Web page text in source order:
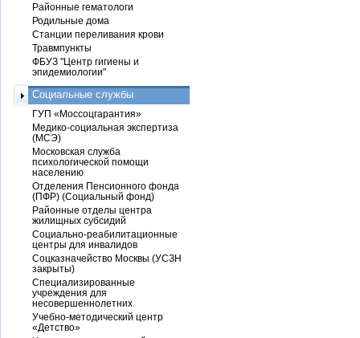
Районные гематологи
Родильные дома
Станции переливания крови
Травмпункты
ФБУЗ "Центр гигиены и
эпидемиологии"
Социальные службы
ГУП «Моссоцгарантия»
Медико-социальная экспертиза
(МСЭ)
Московская служба
психологической помощи
населению
Отделения Пенсионного фонда
(ПФР) (Социальный фонд)
Районные отделы центра
жилищных субсидий
Социально-реабилитационные
центры для инвалидов
Соцказначейство Москвы (УСЗН
закрыты)
Специализированные
учреждения для
несовершеннолетних
Учебно-методический центр
«Детство»